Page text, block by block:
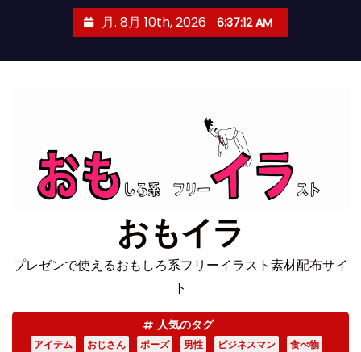
月. 8月 10th, 2026 6:37:12 AM
おもイラ
プレゼンで使えるおもしろ系フリーイラスト素材配布サイ
ト
人気のタグ
アイテム おじさん ポーズ 男性 ビジネスマン
食べ物